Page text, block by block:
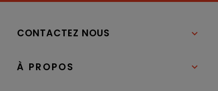
CONTACTEZ NOUS 
À PROPOS 